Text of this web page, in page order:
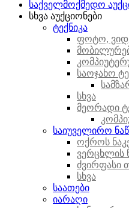
საქველმოქმედო
სხვა აუქციონები
ტექნიკა
ფოტო,
საოჯახო
სხვა
მეორადი
საიუველირო
ოქროს
ვერცხლის
ძვირფასი
სხვა
საათები
იარაღი